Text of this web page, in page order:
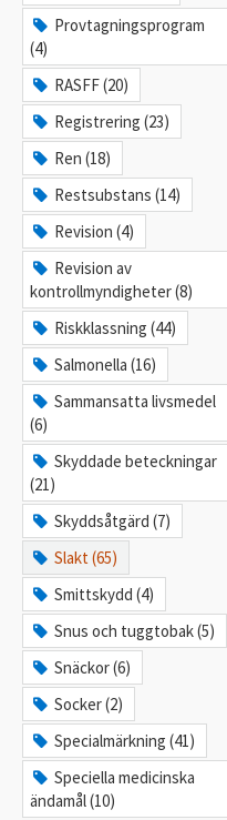
Provtagningsprogram
(4)
RASFF (20)
Registrering (23)
Ren (18)
Restsubstans (14)
Revision (4)
Revision av
kontrollmyndigheter (8)
Riskklassning (44)
Salmonella (16)
Sammansatta livsmedel
(6)
Skyddade beteckningar
(21)
Skyddsåtgärd (7)
Slakt (65)
Smittskydd (4)
Snus och tuggtobak (5)
Snäckor (6)
Socker (2)
Specialmärkning (41)
Speciella medicinska
ändamål (10)